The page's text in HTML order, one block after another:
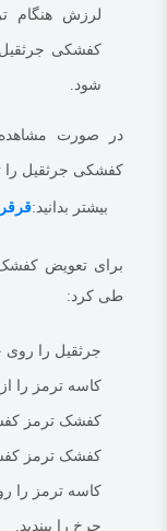
بزرگتر است.این به
کفشک ترمز کفشکی
می شود.این به دلیل
لرزش هنگام
کفشکی
شود.
در صورت مشاهده
کفشکی جرثقیل را
بیشتر بدانید:
برای تعویض کفشک
طی کرد:
جرثقیل را روی
کاسه ترمز را
کفشک ترمز
کفشک ترمز
کاسه ترمز را
چرخ را ببندید.